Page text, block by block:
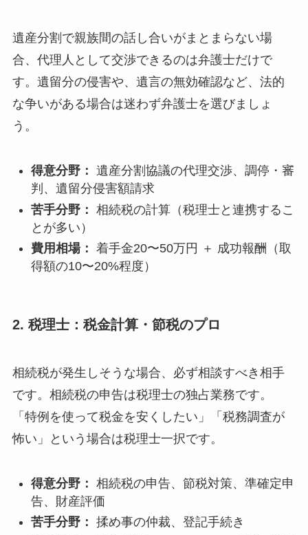
遺産分割で親族間の話し合いがまとまらない場
合、代理人として交渉できるのは弁護士だけで
す。遺留分の侵害や、遺言の無効確認など、法的
な争いがある場合は迷わず弁護士を選びましょ
う。
得意分野： 遺産分割協議の代理交渉、調停・審
判、遺留分侵害額請求
苦手分野： 相続税の計算（税理士と連携するこ
とが多い）
費用相場： 着手金20〜50万円 ＋ 成功報酬（取
得額の10〜20%程度）
2. 税理士：税金計算・節税のプロ
相続税が発生しそうな場合、必ず相談すべき相手
です。相続税の申告は税理士の独占業務です。
「特例を使って税金を安くしたい」「税務調査が
怖い」という場合は税理士一択です。
得意分野： 相続税の申告、節税対策、準確定申
告、財産評価
苦手分野： 揉め事の仲裁、登記手続き